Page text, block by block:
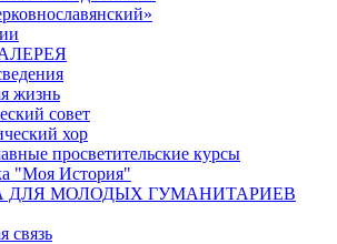
жизнь
совет
хор
просветительские курсы
"Моя История"
ДЛЯ МОЛОДЫХ ГУМАНИТАРИЕВ
связь